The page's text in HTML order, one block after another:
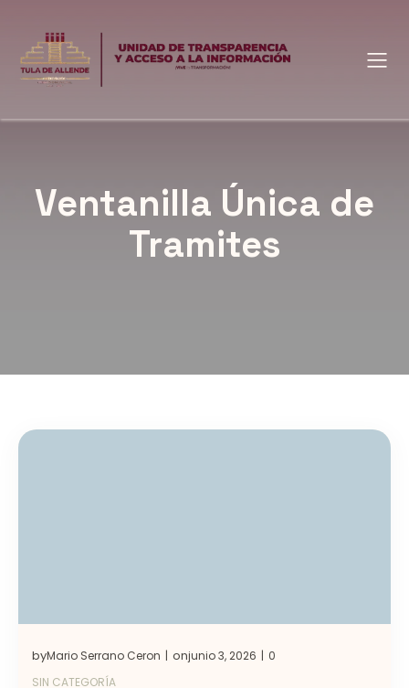
Ventanilla Única de
Tramites
byMario Serrano Ceron | onjunio 3, 2026 | 0
SIN CATEGORÍA